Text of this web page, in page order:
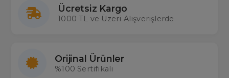
Ücretsiz Kargo
1000 TL ve Üzeri Alışverişlerde
Orijinal Ürünler
%100 Sertifikalı